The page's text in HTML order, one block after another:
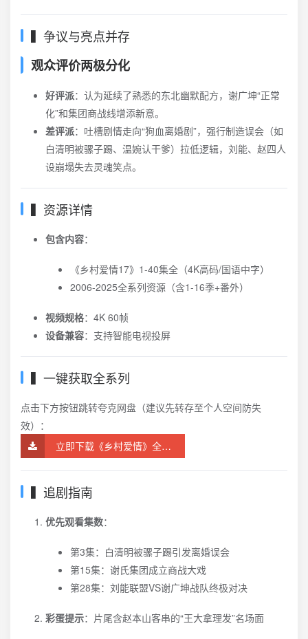
▍争议与亮点并存
观众评价两极分化
好评派：认为延续了熟悉的东北幽默配方，谢广坤“正常
化”和集团商战线增添新意。
差评派：吐槽剧情走向“狗血离婚剧”，强行制造误会（如
白清明被骡子踢、温婉认干爹）拉低逻辑，刘能、赵四人
设崩塌失去灵魂笑点。
▍资源详情
包含内容：
《乡村爱情17》1-40集全（4K高码/国语中字）
2006-2025全系列资源（含1-16季+番外）
视频规格：4K 60帧
设备兼容：支持智能电视投屏
▍一键获取全系列
点击下方按钮跳转夸克网盘（建议先转存至个人空间防失
效）：
立即下载《乡村爱情》全系列4K资源
▍追剧指南
优先观看集数：
第3集：白清明被骡子踢引发离婚误会
第15集：谢氏集团成立商战大戏
第28集：刘能联盟VS谢广坤战队终极对决
彩蛋提示：片尾含赵本山客串的“王大拿理发”名场面